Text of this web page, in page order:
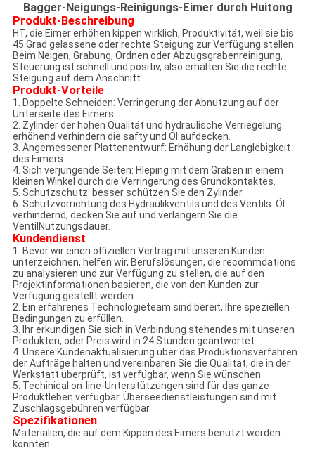
Bagger-Neigungs-Reinigungs-Eimer durch Huitong
Produkt-Beschreibung
HT, die Eimer erhöhen kippen wirklich, Produktivität, weil sie bis
45 Grad gelassene oder rechte Steigung zur Verfügung stellen.
Beim Neigen, Grabung, Ordnen oder Abzugsgrabenreinigung,
Steuerung ist schnell und positiv, also erhalten Sie die rechte
Steigung auf dem Anschnitt
Produkt-Vorteile
1. Doppelte Schneiden: Verringerung der Abnutzung auf der
Unterseite des Eimers.
2. Zylinder der hohen Qualität und hydraulische Verriegelung:
erhöhend verhindern die safty und Öl aufdecken.
3. Angemessener Plattenentwurf: Erhöhung der Langlebigkeit
des Eimers.
4. Sich verjüngende Seiten: Hleping mit dem Graben in einem
kleinen Winkel durch die Verringerung des Grundkontaktes.
5. Schutzschutz: besser schützen Sie den Zylinder.
6. Schutzvorrichtung des Hydraulikventils und des Ventils: Öl
verhindernd, decken Sie auf und verlängern Sie die
VentilNutzungsdauer.
Kundendienst
1. Bevor wir einen offiziellen Vertrag mit unseren Kunden
unterzeichnen, helfen wir, Berufslösungen, die recommdations
zu analysieren und zur Verfügung zu stellen, die auf den
Projektinformationen basieren, die von den Kunden zur
Verfügung gestellt werden.
2. Ein erfahrenes Technologieteam sind bereit, Ihre speziellen
Bedingungen zu erfüllen.
3. Ihr erkundigen Sie sich in Verbindung stehendes mit unseren
Produkten, oder Preis wird in 24 Stunden geantwortet
4. Unsere Kundenaktualisierung über das Produktionsverfahren
der Aufträge halten und vereinbaren Sie die Qualität, die in der
Werkstatt überprüft, ist verfügbar, wenn Sie wünschen.
5. Techinical on-line-Unterstützungen sind für das ganze
Produktleben verfügbar. Überseedienstleistungen sind mit
Zuschlagsgebühren verfügbar.
Spezifikationen
Materialien, die auf dem Kippen des Eimers benutzt werden
konnten